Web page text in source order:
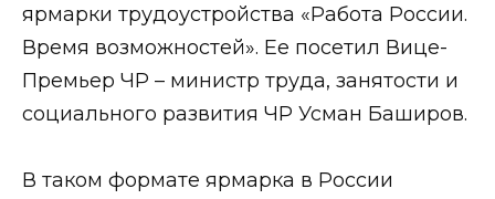
ярмарки трудоустройства «Работа России.
Время возможностей». Ее посетил Вице-
Премьер ЧР – министр труда, занятости и
социального развития ЧР Усман Баширов.
В таком формате ярмарка в России